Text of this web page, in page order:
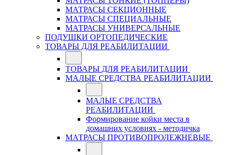
МАТРАСЫ СЕКЦИОННЫЕ
МАТРАСЫ СПЕЦИАЛЬНЫЕ
МАТРАСЫ УНИВЕРСАЛЬНЫЕ
ПОДУШКИ ОРТОПЕДИЧЕСКИЕ
ТОВАРЫ ДЛЯ РЕАБИЛИТАЦИИ
ТОВАРЫ ДЛЯ РЕАБИЛИТАЦИИ
МАЛЫЕ СРЕДСТВА РЕАБИЛИТАЦИИ
МАЛЫЕ СРЕДСТВА
РЕАБИЛИТАЦИИ
Формирование койки места в
домашних условиях - методичка
МАТРАСЫ ПРОТИВОПРОЛЕЖНЕВЫЕ